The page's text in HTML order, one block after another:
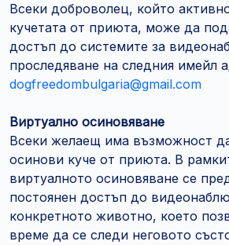
Всеки доброволец, който
кучетата от приюта, може да
достъп до системите за
проследяване на следния имейл
dogfreedombulgaria@gmail.com
Виртуално осиновяване
Всеки желаещ има възможност
осинови куче от приюта. В
виртуалното осиновяване се
постоянен достъп до
конкретното животно, което
време да се следи неговото